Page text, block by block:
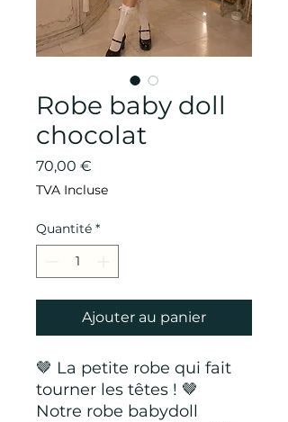
Robe baby doll
chocolat
70,00 €
TVA Incluse
Quantité *
Ajouter au panier
🤎 La petite robe qui fait
tourner les têtes ! 🤎
Notre robe babydoll